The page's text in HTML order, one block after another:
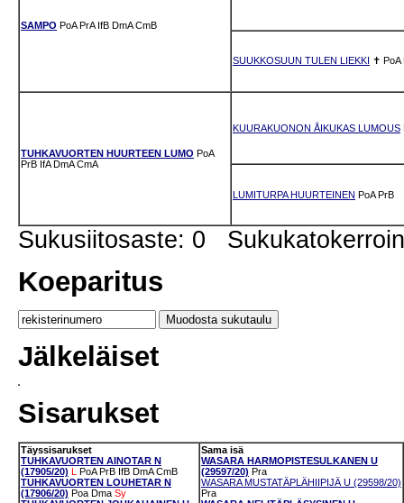
SAMPO PoA PrA IfB DmA CmB
SUUKKOSUUN TULEN LIEKKI ✝ PoA
TUHKAVUORTEN HUURTEEN LUMO PoA
PrB IfA DmA CmA
KUURAKUONON ÅIKUKAS LUMOUS
LUMITURPA HUURTEINEN PoA PrB
Sukusiitosaste: 0
Koeparitus
Jälkeläiset
Sisarukset
Täyssisarukset
TUHKAVUORTEN AINOTAR N
(17905/20) L PoA PrB IfB DmA CmB
TUHKAVUORTEN LOUHETAR N
(17906/20) Poa Dma Sy
Sama isä
WASARA HARMOPISTESULKANEN U
(29597/20) Pra
WASARA MUSTATÄPLÄHIIPIJÄ U (29598/20)
Pra